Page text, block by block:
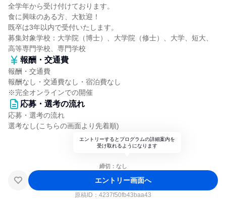
全学年から受け付けております。
食に興味のある方、大歓迎！
既卒は3年以内で受付いたします。
募集対象学校：大学院（博士）、大学院（修士）、大学、短大、
高等専門学校、専門学校
報酬・交通費
報酬・交通費
報酬なし・交通費なし・宿泊費なし
※完全オンラインでの開催
応募・選考の流れ
応募・選考の流れ
選考なし(こちらの画面より先着順)
エントリーするとプログラムの詳細案内を
受け取れるようになります
締切：なし
エントリー画面へ
原稿ID： 4237f50fb43baa43